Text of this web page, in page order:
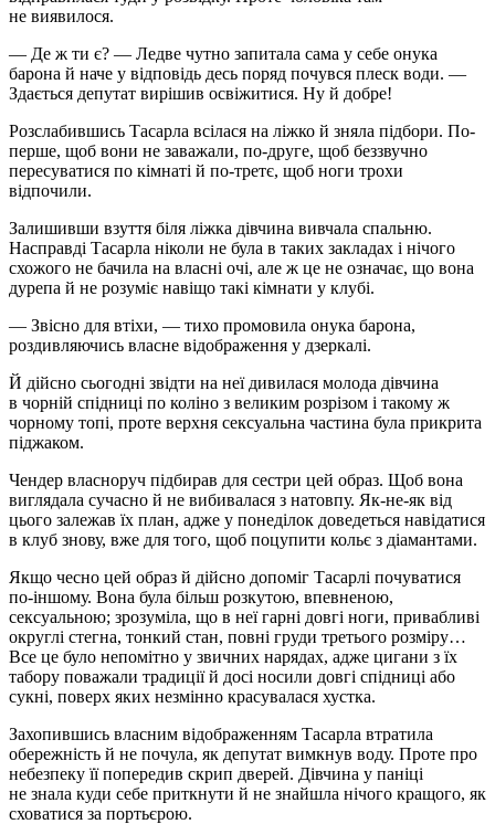
не виявилося.
— Де ж ти є? — Ледве чутно запитала сама у себе онука
барона й наче у відповідь десь поряд почувся плеск води. —
Здається депутат вирішив освіжитися. Ну й добре!
Розслабившись Тасарла всілася на ліжко й зняла підбори. По-
перше, щоб вони не заважали, по-друге, щоб беззвучно
пересуватися по кімнаті й по-третє, щоб ноги трохи
відпочили.
Залишивши взуття біля ліжка дівчина вивчала спальню.
Насправді Тасарла ніколи не була в таких закладах і нічого
схожого не бачила на власні очі, але ж це не означає, що вона
дурепа й не розуміє навіщо такі кімнати у клубі.
— Звісно для втіхи, — тихо промовила онука барона,
роздивляючись власне відображення у дзеркалі.
Й дійсно сьогодні звідти на неї дивилася молода дівчина
в чорній спідниці по коліно з великим розрізом і такому ж
чорному топі, проте верхня сексуальна частина була прикрита
піджаком.
Чендер власноруч підбирав для сестри цей образ. Щоб вона
виглядала сучасно й не вибивалася з натовпу. Як-не-як від
цього залежав їх план, адже у понеділок доведеться навідатися
в клуб знову, вже для того, щоб поцупити кольє з діамантами.
Якщо чесно цей образ й дійсно допоміг Тасарлі почуватися
по-іншому. Вона була більш розкутою, впевненою,
сексуальною; зрозуміла, що в неї гарні довгі ноги, привабливі
округлі стегна, тонкий стан, повні груди третього розміру…
Все це було непомітно у звичних нарядах, адже цигани з їх
табору поважали традиції й досі носили довгі спідниці або
сукні, поверх яких незмінно красувалася хустка.
Захопившись власним відображенням Тасарла втратила
обережність й не почула, як депутат вимкнув воду. Проте про
небезпеку її попередив скрип дверей. Дівчина у паніці
не знала куди себе приткнути й не знайшла нічого кращого, як
сховатися за портьєрою.